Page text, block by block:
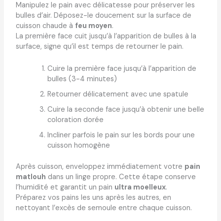
Manipulez le pain avec délicatesse pour préserver les
bulles d’air. Déposez-le doucement sur la surface de
cuisson chaude à feu moyen.
La première face cuit jusqu’à l’apparition de bulles à la
surface, signe qu’il est temps de retourner le pain.
Cuire la première face jusqu’à l’apparition de
bulles (3-4 minutes)
Retourner délicatement avec une spatule
Cuire la seconde face jusqu’à obtenir une belle
coloration dorée
Incliner parfois le pain sur les bords pour une
cuisson homogène
Après cuisson, enveloppez immédiatement votre pain
matlouh dans un linge propre. Cette étape conserve
l’humidité et garantit un pain ultra moelleux.
Préparez vos pains les uns après les autres, en
nettoyant l’excès de semoule entre chaque cuisson.